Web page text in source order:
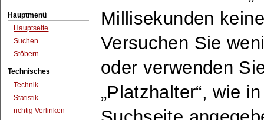
Hauptmenü
Hauptseite
Suchen
Stöbern
Technisches
Technik
Statistik
richtig Verlinken
Millisekunden
Versuchen Sie
oder verwenden
Platzhalter , wie